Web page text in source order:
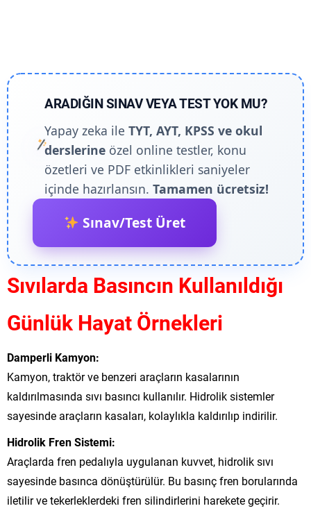
ARADIĞIN SINAV VEYA TEST YOK MU?
Yapay zeka ileTYT, AYT, KPSS ve okul
derslerine özel online testler, konu
özetleri ve PDF etkinlikleri saniyeler
içinde hazırlansın.Tamamen ücretsiz!
Sınav/Test Üret
Sıvılarda Basıncın Kullanıldığı
Günlük Hayat Örnekleri
Damperli Kamyon:
Kamyon, traktör ve benzeri araçların kasalarının
kaldırılmasında sıvı basıncı kullanılır. Hidrolik sistemler
sayesinde araçların kasaları, kolaylıkla kaldırılıp indirilir.
Hidrolik Fren Sistemi:
Araçlarda fren pedalıyla uygulanan kuvvet, hidrolik sıvı
sayesinde basınca dönüştürülür. Bu basınç fren borularında
iletilir ve tekerleklerdeki fren silindirlerini harekete geçirir.